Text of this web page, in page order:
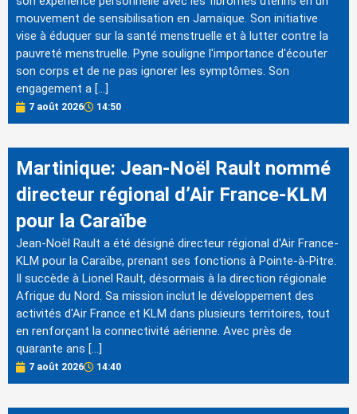
mouvement de sensibilisation en Jamaïque. Son initiative
vise à éduquer sur la santé menstruelle et à lutter contre la
pauvreté menstruelle. Pyne souligne l'importance d'écouter
son corps et de ne pas ignorer les symptômes. Son
engagement a […]
7 août 2026 14:50
Martinique: Jean-Noël Rault nommé
directeur régional d’Air France-KLM
pour la Caraïbe
Jean-Noël Rault a été désigné directeur régional d'Air France-
KLM pour la Caraïbe, prenant ses fonctions à Pointe-à-Pitre.
Il succède à Lionel Rault, désormais à la direction régionale
Afrique du Nord. Sa mission inclut le développement des
activités d'Air France et KLM dans plusieurs territoires, tout
en renforçant la connectivité aérienne. Avec près de
quarante ans […]
7 août 2026 14:40